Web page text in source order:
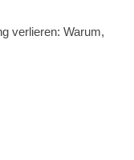
verlieren: Warum,